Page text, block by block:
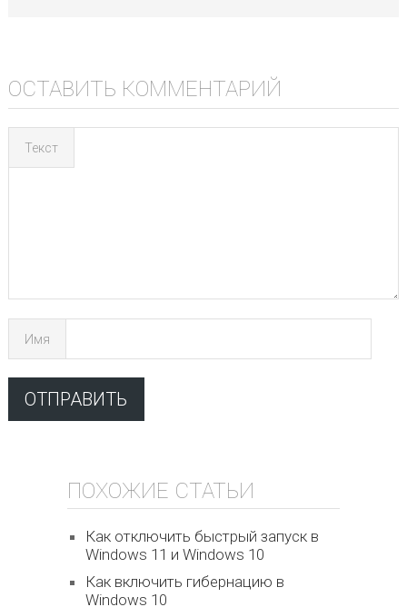
ОСТАВИТЬ КОММЕНТАРИЙ
Текст
Имя
ПОХОЖИЕ СТАТЬИ
Как отключить быстрый запуск в
Windows 11 и Windows 10
Как включить гибернацию в
Windows 10